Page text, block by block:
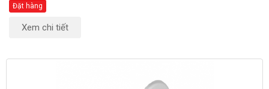
Đặt hàng
Xem chi tiết